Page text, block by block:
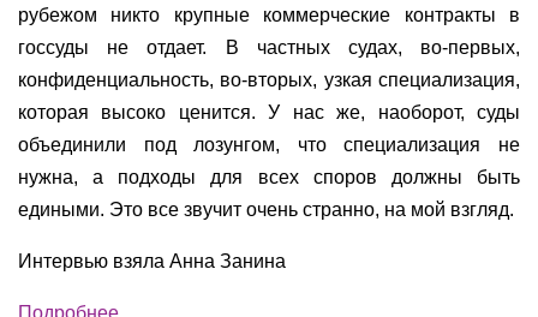
рубежом никто крупные коммерческие контракты в
госсуды не отдает. В частных судах, во-первых,
конфиденциальность, во-вторых, узкая специализация,
которая высоко ценится. У нас же, наоборот, суды
объединили под лозунгом, что специализация не
нужна, а подходы для всех споров должны быть
едиными. Это все звучит очень странно, на мой взгляд.
Интервью взяла Анна Занина
Подробнее